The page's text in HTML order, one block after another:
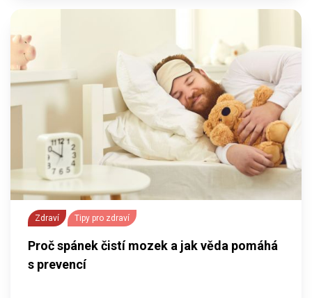
Zdraví Tipy pro zdraví
Proč spánek čistí mozek a jak věda pomáhá
s prevencí